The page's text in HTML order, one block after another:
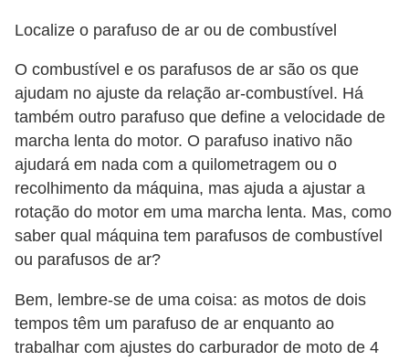
Localize o parafuso de ar ou de combustível
O combustível e os parafusos de ar são os que
ajudam no ajuste da relação ar-combustível. Há
também outro parafuso que define a velocidade de
marcha lenta do motor. O parafuso inativo não
ajudará em nada com a quilometragem ou o
recolhimento da máquina, mas ajuda a ajustar a
rotação do motor em uma marcha lenta. Mas, como
saber qual máquina tem parafusos de combustível
ou parafusos de ar?
Bem, lembre-se de uma coisa: as motos de dois
tempos têm um parafuso de ar enquanto ao
trabalhar com ajustes do carburador de moto de 4